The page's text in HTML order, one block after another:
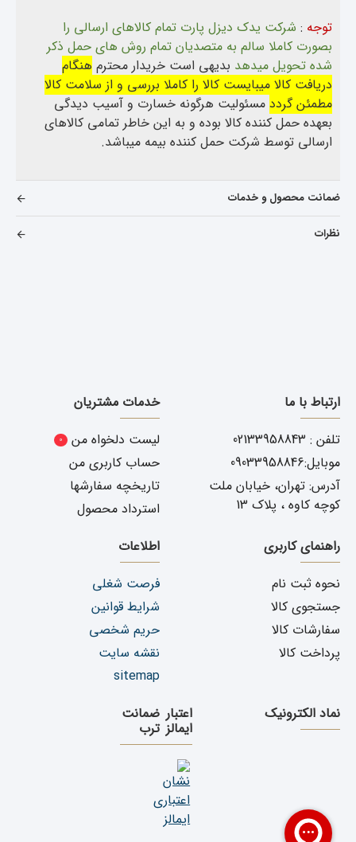
توجه : شرکت یدک دیزل پارت تمام کالاهای ارسالی را
بصورت کاملا سالم به متصدیان تمام روش های حمل ذکر
شده تحویل میدهد بدیهی است خریدار محترم هنگام
دریافت کالا میبایست کالا را کاملا بررسی و از سلامت کالا
مطمئن گردد مسئولیت هرگونه خسارت و آسیب دیدگی
بعهده حمل کننده کالا بوده و به این خاطر تمامی کالاهای
ارسالی توسط شرکت حمل کننده بیمه میباشد.
ضمانت محصول و خدمات
نظرات
ارتباط با ما
تلفن : 02133958843
موبایل:09033958846
آدرس: تهران، خیابان ملت
کوچه کاوه ، پلاک 13
خدمات مشتریان
لیست دلخواه من
0
حساب کاربری من
تاریخچه سفارشها
استرداد محصول
راهنمای کاربری
نحوه ثبت نام
جستجوی کالا
سفارشات کالا
پرداخت کالا
اطلاعات
فرصت شغلی
شرایط قوانین
حریم شخصی
نقشه سایت
sitemap
نماد الکترونیک
اعتبار
ایمالز
ضمانت
ترب